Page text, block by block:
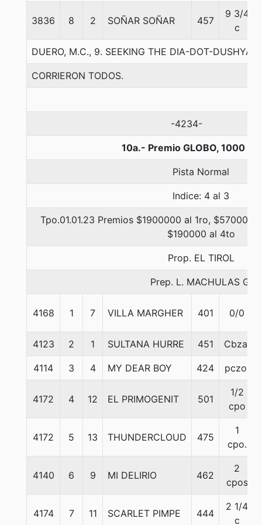
3836 8 2 SOÑAR SOÑAR 457
9 3/4
c
DUERO, M.C., 9. SEEKING THE DIA-DOT-
CORRIERON TODOS.
-4234-
10a.- Premio GLOBO, 1000
Pista Normal
Indice: 4 al 3
Tpo.01.01.23 Premios $1900000 al 1ro, $570000
$190000 al 4to
Prop. EL TIROL
Prep. L. MACHULAS G.
4168 1 7 VILLA MARGHER 401 0/0
4123 2 1 SULTANA HURRE 451 Cbza.
4114 3 4 MY DEAR BOY 424 pczo.
4172 4 12 EL PRIMOGENIT 501
1/2
cpo
4172 5 13 THUNDERCLOUD 475
1
cpo.
4140 6 9 MI DELIRIO 462
2
cpos
4174 7 11 SCARLET PIMPE 444
2 1/4
c